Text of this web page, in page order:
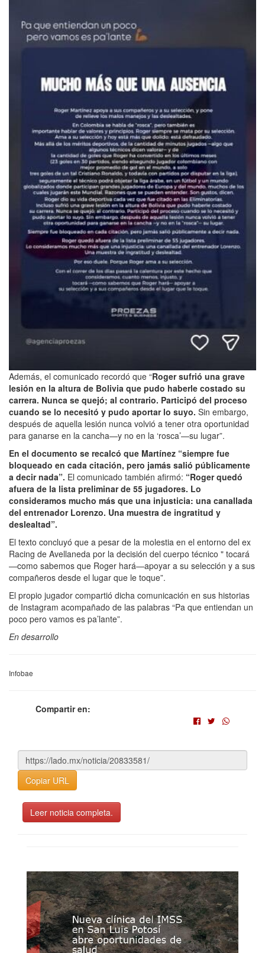
Además, el comunicado recordó que “Roger sufrió una grave
lesión en la altura de Bolivia que pudo haberle costado su
carrera. Nunca se quejó; al contrario. Participó del proceso
cuando se lo necesitó y pudo aportar lo suyo. Sin embargo,
después de aquella lesión nunca volvió a tener otra oportunidad
para ganarse en la cancha—y no en la ‘rosca’—su lugar”.
En el documento se recalcó que Martínez “siempre fue
bloqueado en cada citación, pero jamás salió públicamente
a decir nada”. El comunicado también afirmó: “Roger quedó
afuera de la lista preliminar de 55 jugadores. Lo
consideramos mucho más que una injusticia: una canallada
del entrenador Lorenzo. Una muestra de ingratitud y
deslealtad”.
El texto concluyó que a pesar de la molestia en el entorno del ex
Racing de Avellaneda por la decisión del cuerpo técnico " tocará
—como sabemos que Roger hará—apoyar a su selección y a sus
compañeros desde el lugar que le toque”.
El propio jugador compartió dicha comunicación en sus historias
de Instagram acompañado de las palabras “Pa que entiendan un
poco pero vamos es pa’lante”.
En desarrollo
Infobae
Compartir en:
Copiar URL
Leer noticia completa.